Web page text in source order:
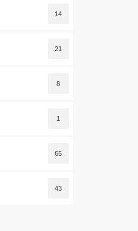
14
21
8
1
65
43